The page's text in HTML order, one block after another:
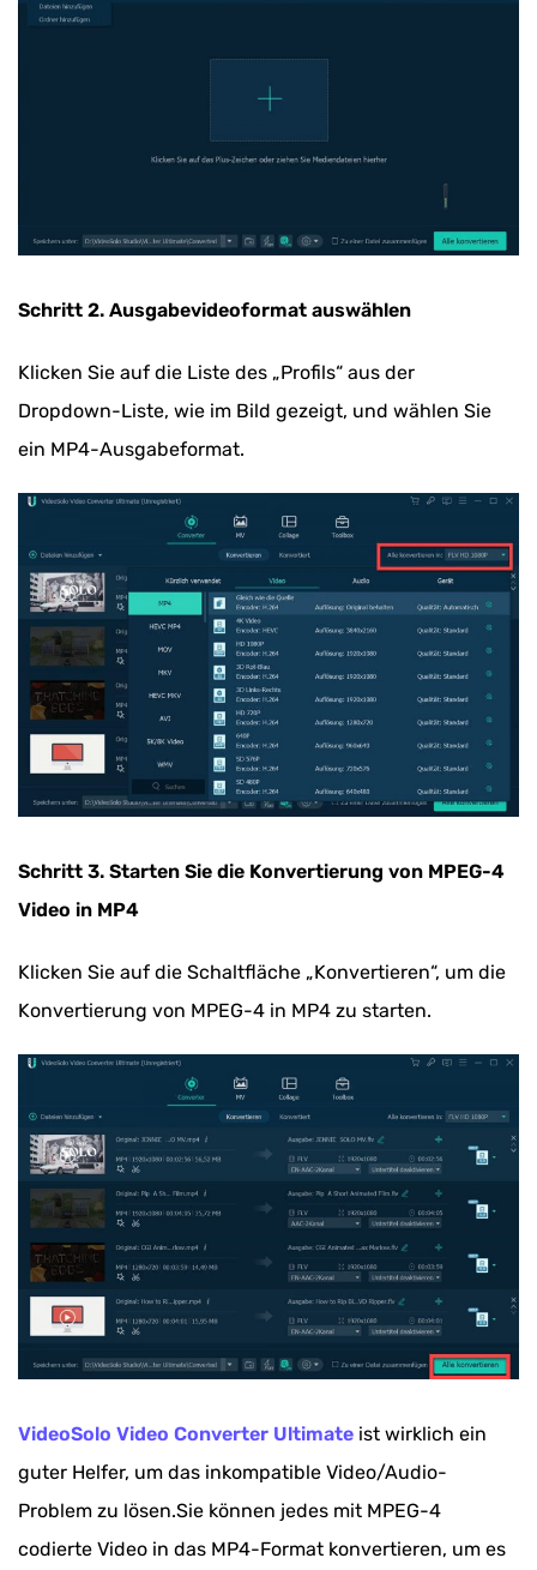
Schritt 2. Ausgabevideoformat auswählen
Klicken Sie auf die Liste des „Profils“ aus der
Dropdown-Liste, wie im Bild gezeigt, und wählen Sie
ein MP4-Ausgabeformat.
Schritt 3. Starten Sie die Konvertierung von MPEG-4
Video in MP4
Klicken Sie auf die Schaltfläche „Konvertieren“, um die
Konvertierung von MPEG-4 in MP4 zu starten.
VideoSolo Video Converter Ultimate ist wirklich ein
guter Helfer, um das inkompatible Video/Audio-
Problem zu lösen.Sie können jedes mit MPEG-4
codierte Video in das MP4-Format konvertieren, um es